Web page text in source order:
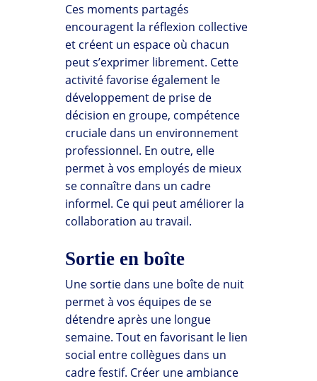
Ces moments partagés
encouragent la réflexion collective
et créent un espace où chacun
peut s’exprimer librement. Cette
activité favorise également le
développement de prise de
décision en groupe, compétence
cruciale dans un environnement
professionnel. En outre, elle
permet à vos employés de mieux
se connaître dans un cadre
informel. Ce qui peut améliorer la
collaboration au travail.
Sortie en boîte
Une sortie dans une boîte de nuit
permet à vos équipes de se
détendre après une longue
semaine. Tout en favorisant le lien
social entre collègues dans un
cadre festif. Créer une ambiance